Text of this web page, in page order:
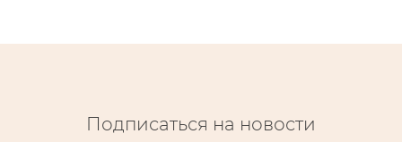
Подписаться на новости